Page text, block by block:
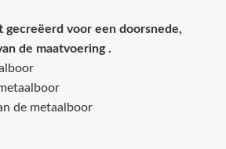
gecreëerd voor een doorsnede,
de maatvoering .
de metaalboor